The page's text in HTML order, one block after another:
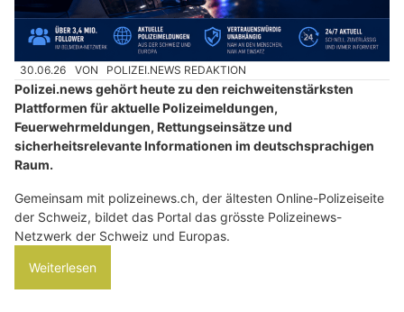
30.06.26 VON POLIZEI.NEWS REDAKTION
Polizei.news gehört heute zu den reichweitenstärksten
Plattformen für aktuelle Polizeimeldungen,
Feuerwehrmeldungen, Rettungseinsätze und
sicherheitsrelevante Informationen im deutschsprachigen
Raum.
Gemeinsam mit polizeinews.ch, der ältesten Online-Polizeiseite
der Schweiz, bildet das Portal das grösste Polizeinews-
Netzwerk der Schweiz und Europas.
Weiterlesen